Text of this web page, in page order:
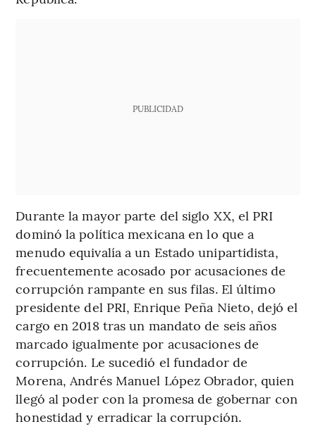
PUBLICIDAD
Durante la mayor parte del siglo XX, el PRI
dominó la política mexicana en lo que a
menudo equivalía a un Estado unipartidista,
frecuentemente acosado por acusaciones de
corrupción rampante en sus filas. El último
presidente del PRI, Enrique Peña Nieto, dejó el
cargo en 2018 tras un mandato de seis años
marcado igualmente por acusaciones de
corrupción. Le sucedió el fundador de
Morena, Andrés Manuel López Obrador, quien
llegó al poder con la promesa de gobernar con
honestidad y erradicar la corrupción.